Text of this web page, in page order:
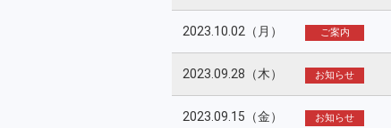
2023.10.02（月） ご案内
2023.09.28（木） お知らせ
2023.09.15（金） お知らせ